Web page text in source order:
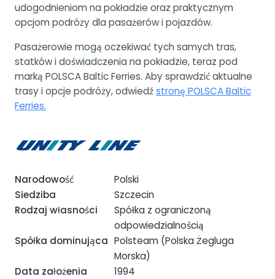
udogodnieniom na pokładzie oraz praktycznym
opcjom podróży dla pasażerów i pojazdów.
Pasażerowie mogą oczekiwać tych samych tras,
statków i doświadczenia na pokładzie, teraz pod
marką POLSCA Baltic Ferries. Aby sprawdzić aktualne
trasy i opcje podróży, odwiedźstronę POLSCA Baltic
Ferries.
Narodowość
Polski
Siedziba
Szczecin
Rodzaj własności
Spółka z ograniczoną
odpowiedzialnością
Spółka dominująca Polsteam (Polska Żegluga
Morska)
Data założenia
1994